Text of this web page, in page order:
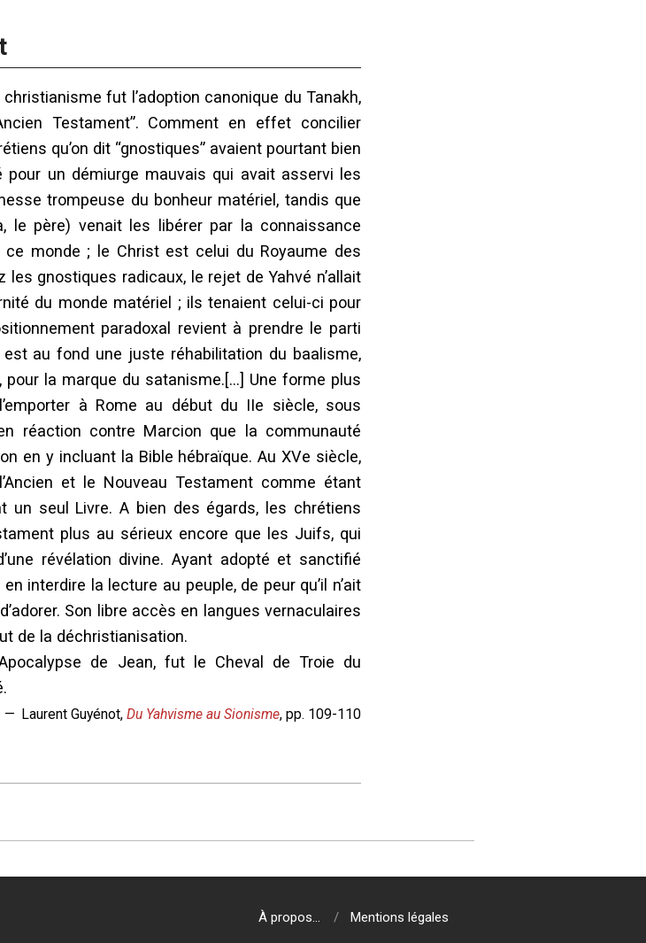
fut l’adoption canonique du Tanakh,
Testament”. Comment en effet concilier
qu’on dit “gnostiques” avaient pourtant bien
pour un démiurge mauvais qui avait asservi les
trompeuse du bonheur matériel, tandis que
le père) venait les libérer par la connaissance
monde ; le Christ est celui du Royaume des
gnostiques radicaux, le rejet de Yahvé n’allait
du monde matériel ; ils tenaient celui-ci pour
paradoxal revient à prendre le parti
au fond une juste réhabilitation du baalisme,
la marque du satanisme.[…] Une forme plus
à Rome au début du IIe siècle, sous
réaction contre Marcion que la communauté
en y incluant la Bible hébraïque. Au XVe siècle,
et le Nouveau Testament comme étant
un seul Livre. A bien des égards, les chrétiens
plus au sérieux encore que les Juifs, qui
révélation divine. Ayant adopté et sanctifié
en interdire la lecture au peuple, de peur qu’il n’ait
Son libre accès en langues vernaculaires
de la déchristianisation.
de Jean, fut le Cheval de Troie du
Laurent Guyénot, Du Yahvisme au Sionisme, pp. 109-110
À propos… Mentions légales